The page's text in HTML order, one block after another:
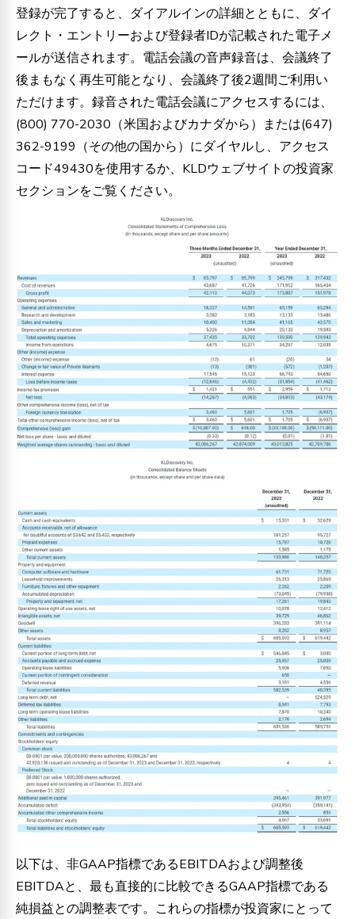
登録が完了すると、ダイアルインの詳細とともに、ダイ
レクト・エントリーおよび登録者IDが記載された電子メ
ールが送信されます。電話会議の音声録音は、会議終了
後まもなく再生可能となり、会議終了後2週間ご利用い
ただけます。録音された電話会議にアクセスするには、
(800) 770-2030（米国およびカナダから）または(647)
362-9199（その他の国から）にダイヤルし、アクセス
コード49430を使用するか、KLDウェブサイトの投資家
セクションをご覧ください。
以下は、非GAAP指標であるEBITDAおよび調整後
EBITDAと、最も直接的に比較できるGAAP指標である
純損益との調整表です。これらの指標が投資家にとって